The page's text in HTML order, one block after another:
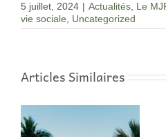
5 juillet, 2024 | Actualités Le
vie sociale
Uncategorized
Articles Similaires